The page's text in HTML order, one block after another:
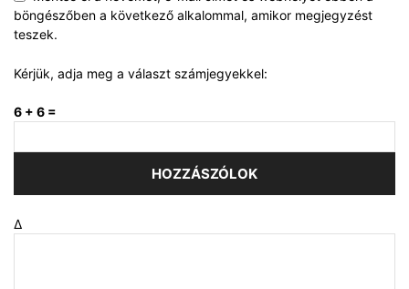
böngészőben a következő alkalommal, amikor megjegyzést
teszek.
Kérjük, adja meg a választ számjegyekkel:
6 + 6 =
Δ